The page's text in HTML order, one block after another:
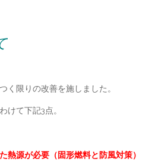
く限りの改善を施しました。
けて下記3点。
熱源が必要（固形燃料と防風対策）